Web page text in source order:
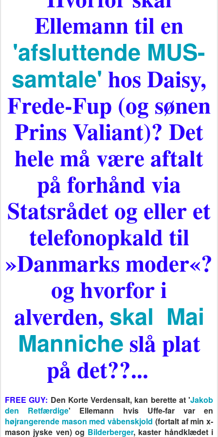
Ellemann til en
'afsluttende MUS-
samtale' hos Daisy,
Frede-Fup (og sønen
Prins Valiant)? Det
hele må være aftalt
på forhånd via
Statsrådet og eller et
telefonopkald til
»Danmarks moder«?
og hvorfor i
alverden, skal Mai
Manniche slå plat
på det??...
FREE GUY: Den Korte Verdensalt, kan berette at 'Jakob
den Retfærdige' Ellemann hvis Uffe-far var en
højrangerende mason med våbenskjold (fortalt af min x-
mason jyske ven) og Bilderberger, kaster håndklædet i